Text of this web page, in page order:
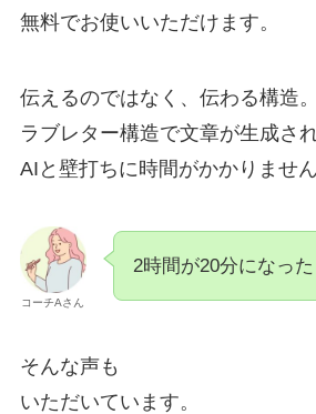
無料でお使いいただけます。
伝えるのではなく、伝わる構造。
ラブレター構造で文章が生成さ
AIと壁打ちに時間がかかりません
コーチAさん
2時間が20分になった
そんな声も
いただいています。